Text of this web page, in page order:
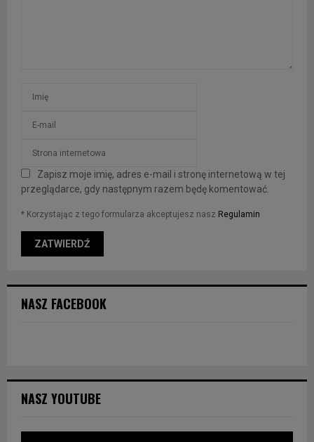
Zapisz moje imię, adres e-mail i stronę internetową w tej
przeglądarce, gdy następnym razem będę komentować.
* Korzystając z tego formularza akceptujesz nasz Regulamin
NASZ FACEBOOK
NASZ YOUTUBE